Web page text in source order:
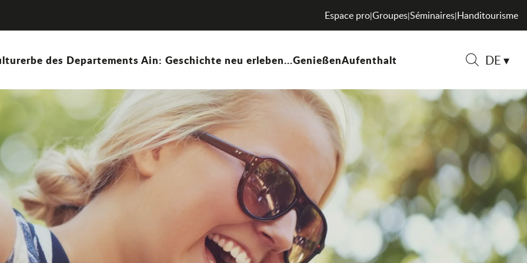
DE
Espace pro|Groupes|Séminaires|Handitourisme
des Departements Ain: Geschichte neu erleben...GenießenAufenthalt